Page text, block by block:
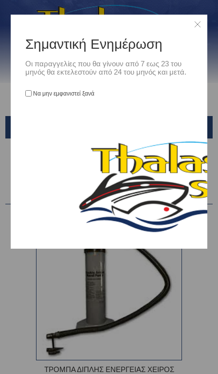
Τρόμπες Χειρός - Ρεύματος / ΧΕΙΡΟΣ - ΠΟΔΙΟΥ
ΤΡΟΜΠΑ ΔΙΠΛΗΣ ΕΝΕΡΓΕΙΑΣ ΧΕΙΡΟΣ
Σημαντική Ενημέρωση
Οι παραγγελίες που θα γίνουν από 7 εως 23 του
μηνός θα εκτελεστούν από 24 του μηνός και μετά.
Να μην εμφανιστεί ξανά